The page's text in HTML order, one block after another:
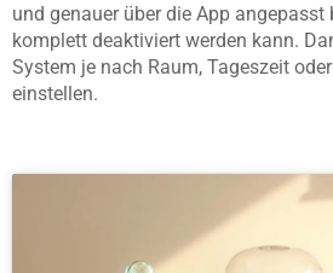
und genauer über die App angepasst
komplett deaktiviert werden kann.
System je nach Raum, Tageszeit
einstellen.